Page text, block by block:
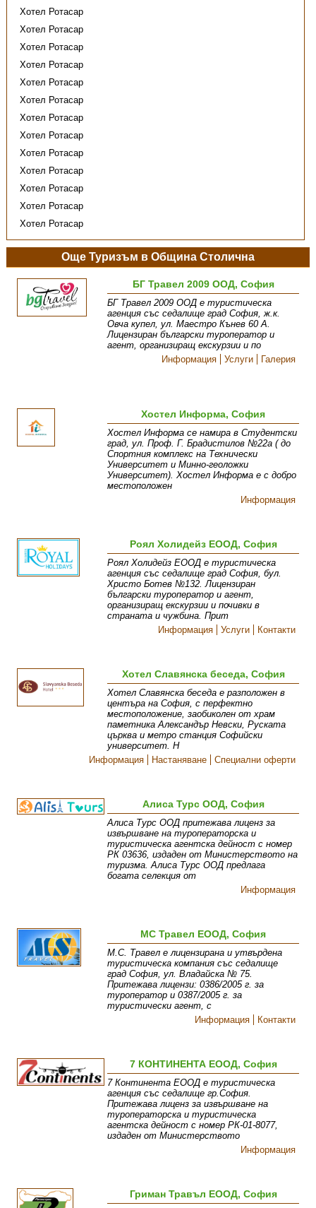
Хотел Ротасар
Хотел Ротасар
Хотел Ротасар
Хотел Ротасар
Хотел Ротасар
Хотел Ротасар
Хотел Ротасар
Хотел Ротасар
Хотел Ротасар
Хотел Ротасар
Хотел Ротасар
Хотел Ротасар
Хотел Ротасар
Още Туризъм в Община Столична
БГ Травел 2009 ООД, София
БГ Травел 2009 ООД е туристическа
агенция със седалище град София, ж.к.
Овча купел, ул. Маестро Кънев 60 А.
Лицензиран български туроператор и
агент, организиращ екскурзии и по
Информация
Услуги Галерия
Хостел Информа, София
Хостел Информа се намира в Студентски
град, ул. Проф. Г. Брадистилов №22а ( до
Спортния комплекс на Технически
Университет и Минно-геоложки
Университет). Хостел Информа е с добро
местоположен
Информация
Роял Холидейз ЕООД, София
Роял Холидейз ЕООД е туристическа
агенция със седалище град София, бул.
Христо Ботев №132. Лицензиран
български туроператор и агент,
организиращ екскурзии и почивки в
страната и чужбина. Прит
Информация
Услуги Контакти
Хотел Славянска беседа, София
Хотел Славянска беседа е разположен в
центъра на София, с перфектно
местоположение, заобиколен от храм
паметника Александър Невски, Руската
църква и метро станция Софийски
университет. Н
Информация
Настаняване Специални оферти
Алиса Турс ООД, София
Алиса Турс ООД притежава лиценз за
извършване на туроператорска и
туристическа агентска дейност с номер
РК 03636, издаден от Министерството на
туризма. Алиса Турс ООД предлага
богата селекция от
Информация
МС Травел ЕООД, София
М.С. Травел е лицензирана и утвърдена
туристическа компания със седалище
град София, ул. Владайска № 75.
Притежава лицензи: 0386/2005 г. за
туроператор и 0387/2005 г. за
туристически агент, с
Информация
Контакти
7 КОНТИНЕНТА ЕООД, София
7 Континента ЕООД е туристическа
агенция със седалище гр.София.
Притежава лиценз за извършване на
туроператорска и туристическа
агентска дейност с номер РК-01-8077,
издаден от Министерството
Информация
Гриман Травъл ЕООД, София